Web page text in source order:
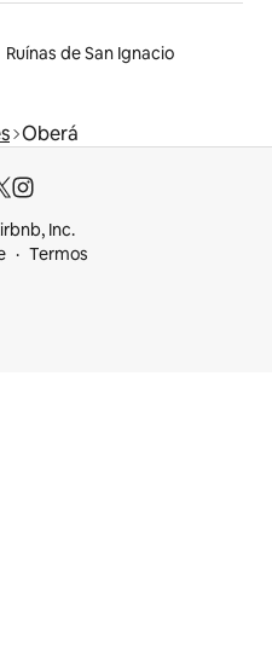
Ruínas de San Ignacio
Oberá
Inc.
Termos